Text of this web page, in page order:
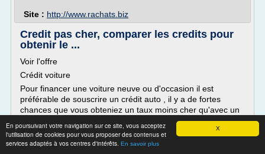
X
En poursuivant votre navigation sur ce site, vous acceptez
l'utilisation de cookies pour vous proposer des contenus et
services adaptés à vos centres d'intérêts. En savoir plus
Site : http://www.rachats.biz
Credit pas cher, comparer les credits pour
obtenir le ...
Voir l'offre
Crédit voiture
Pour financer une voiture neuve ou d'occasion il est
préférable de souscrire un crédit auto , il y a de fortes
chances que vous obteniez un taux moins cher qu'avec un
Crédit à la consommation
Le crédit, face à la demande les banques et organismes de